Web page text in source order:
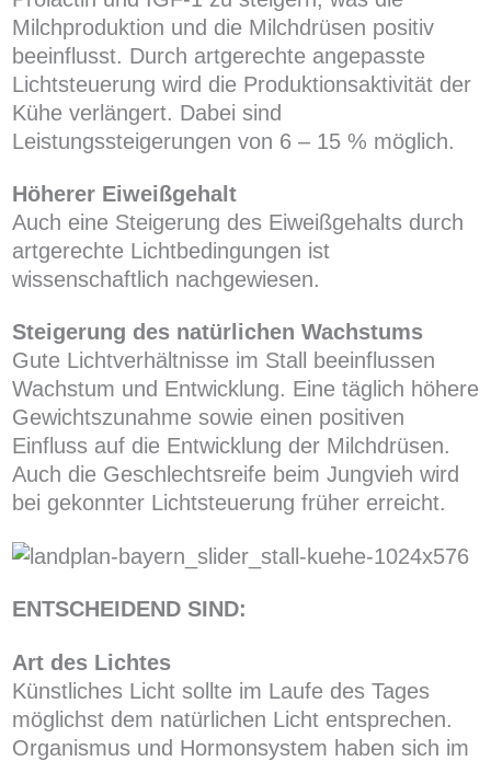
Milchproduktion und die Milchdrüsen positiv
beeinflusst. Durch artgerechte angepasste
Lichtsteuerung wird die Produktionsaktivität der
Kühe verlängert. Dabei sind
Leistungssteigerungen von 6 – 15 % möglich.
Höherer Eiweißgehalt
Auch eine Steigerung des Eiweißgehalts durch
artgerechte Lichtbedingungen ist
wissenschaftlich nachgewiesen.
Steigerung des natürlichen Wachstums
Gute Lichtverhältnisse im Stall beeinflussen
Wachstum und Entwicklung. Eine täglich höhere
Gewichtszunahme sowie einen positiven
Einfluss auf die Entwicklung der Milchdrüsen.
Auch die Geschlechtsreife beim Jungvieh wird
bei gekonnter Lichtsteuerung früher erreicht.
ENTSCHEIDEND SIND:
Art des Lichtes
Künstliches Licht sollte im Laufe des Tages
möglichst dem natürlichen Licht entsprechen.
Organismus und Hormonsystem haben sich im